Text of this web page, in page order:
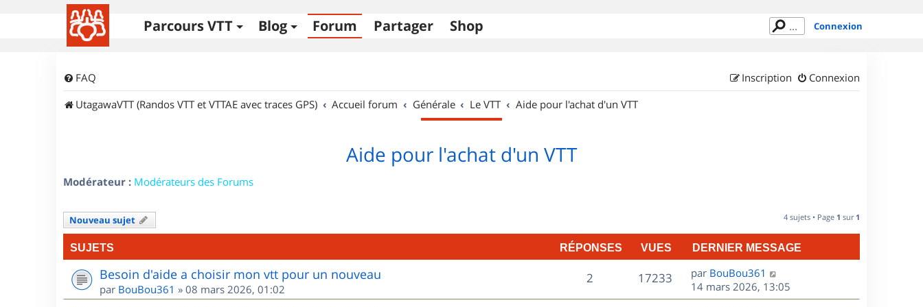
Parcours VTT Blog Forum Partager Shop Connexion
FAQ Connexion
Inscription
UtagawaVTT (Randos VTT et VTTAE avec traces GPS)
Accueil forum Générale Le VTT Aide pour l'achat d'un VTT
Aide pour l'achat d'un VTT
Modérateur : Modérateurs des Forums
Nouveau sujet 4 sujets • Page 1 sur 1
SUJETS RÉPONSES VUES DERNIER MESSAGE
Besoin d'aide a choisir mon vtt pour un nouveau
par BouBou361 » 08 mars 2026, 01:02
2R
é
17233V
u
D
e
r
par BouBou361
14 mars 2026, 13:05